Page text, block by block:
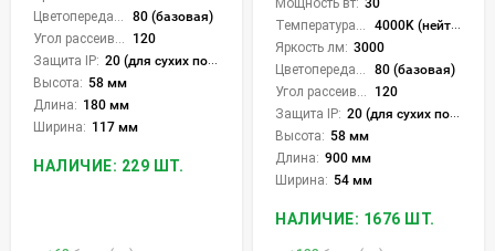
Цветопередача (CRI):
80 (базовая)
Угол рассеивания света °:
120
Защита IP: 20 (для сухих пом.)
Высота: 58 мм
Длина: 180 мм
Ширина: 117 мм
НАЛИЧИЕ: 229 ШТ.
Мощность вт: 30
Температура света:
4000K (нейтральный)
Яркость лм: 3000
Цветопередача (CRI):
80 (базовая)
Угол рассеивания света °:
120
Защита IP: 20 (для сухих пом.)
Высота: 58 мм
Длина: 900 мм
Ширина: 54 мм
НАЛИЧИЕ: 1676 ШТ.